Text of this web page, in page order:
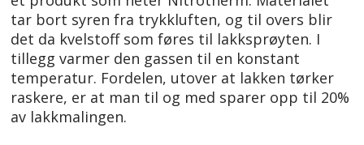
tar bort syren fra trykkluften, og til overs blir
det da kvelstoff som føres til lakksprøyten. I
tillegg varmer den gassen til en konstant
temperatur. Fordelen, utover at lakken tørker
raskere, er at man til og med sparer opp til 20%
av lakkmalingen.